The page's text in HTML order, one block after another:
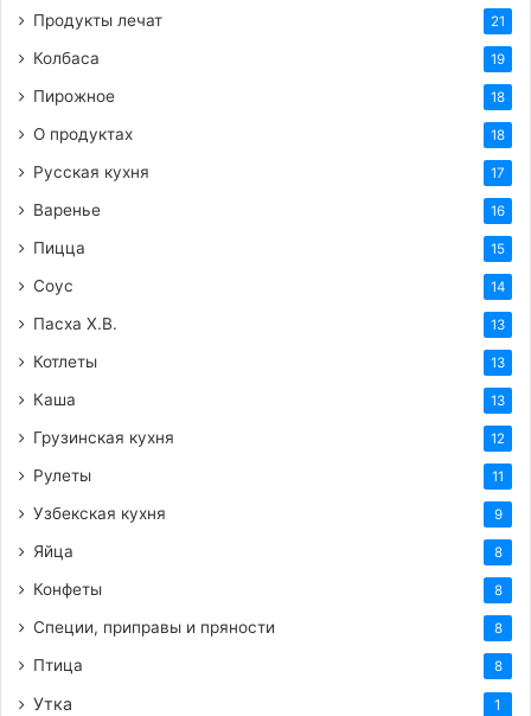
Продукты лечат 21
Колбаса 19
Пирожное 18
О продуктах 18
Русская кухня 17
Варенье 16
Пицца 15
Соус 14
Пасха Х.В. 13
Котлеты 13
Каша 13
Грузинская кухня 12
Рулеты 11
Узбекская кухня 9
Яйца 8
Конфеты 8
Специи, приправы и пряности 8
Птица 8
Утка 1